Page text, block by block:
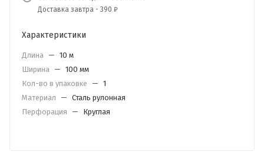
Доставка завтра - 390 ₽
Характеристики
Длина — 10 м
Ширина — 100 мм
Кол-во в упаковке
— 1
Материал
— Сталь рулонная
Перфорация
— Круглая